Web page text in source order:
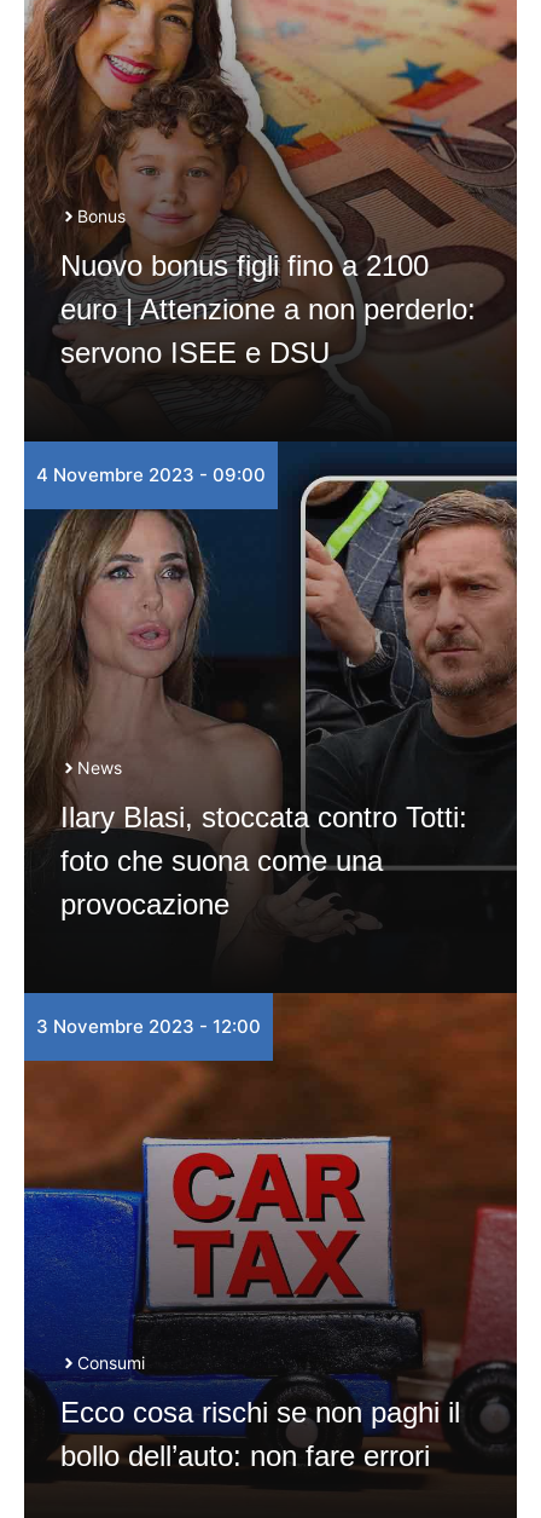
Bonus
Nuovo bonus figli fino a 2100
euro | Attenzione a non perderlo:
servono ISEE e DSU
4 Novembre 2023 - 09:00
News
Ilary Blasi, stoccata contro Totti:
foto che suona come una
provocazione
3 Novembre 2023 - 12:00
Consumi
Ecco cosa rischi se non paghi il
bollo dell’auto: non fare errori